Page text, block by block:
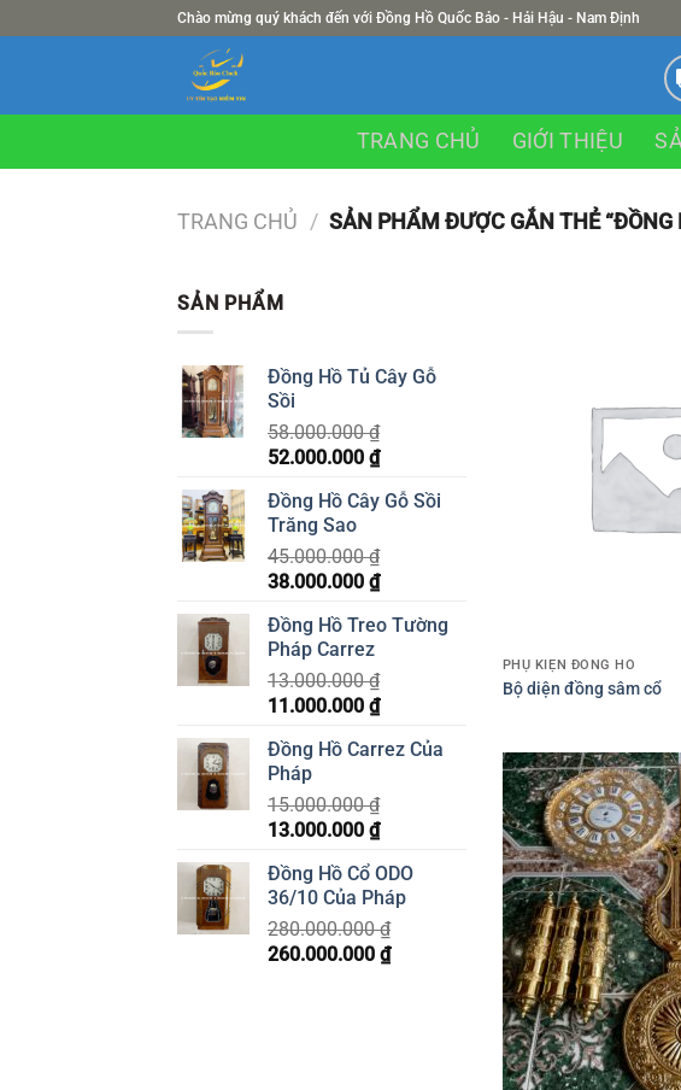
Chào mừng quý khách đến với Đồng Hồ Quốc Bảo - Hải Hậu - Nam Định
TRANG CHỦ GIỚI THIỆU
TRANG CHỦ / SẢN PHẨM ĐƯỢC GẮN THẺ “ĐỒNG
SẢN PHẨM
Đồng Hồ Tủ Cây Gỗ
Sồi
58.000.000₫
Giá
là:
58.000.000 ₫.
52.000.000 ₫Giá
tại
Đồng Hồ Cây Gỗ Sồi
Trăng Sao
45.000.000₫
Giá
là:
45.000.000 ₫.
38.000.000 ₫Giá
tại
Đồng Hồ Treo Tường
Pháp Carrez
13.000.000₫
Giá
là:
13.000.000 ₫.
11.000.000 ₫Giá
tại
Đồng Hồ Carrez Của
Pháp
15.000.000₫
Giá
là:
15.000.000 ₫.
13.000.000 ₫Giá
tại
là:
13.000.000 ₫.
Đồng Hồ Cổ ODO
36/10 Của Pháp
280.000.000₫
Giá
260.000.000 ₫Giá
260.000.000 ₫.
PHỤ KIỆN ĐỒNG HỒ
Bộ diện đồng sâm cổ